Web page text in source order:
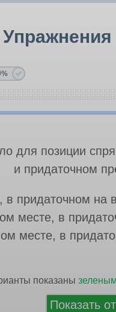
Упражнения
для позиции
и придаточном
в придаточном на
месте, в
месте, в
показаны зеленым
Показать